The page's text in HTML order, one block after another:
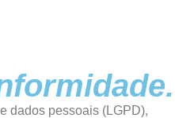
dados pessoais (LGPD),